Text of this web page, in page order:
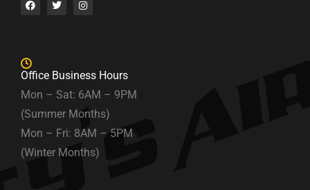
Office Business Hours
Mon – Sat: 6AM – 9PM
(Summer Months)
Mon – Fri: 8AM – 5PM
(Winter Months)